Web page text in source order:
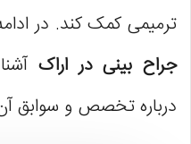
ترمیمی کمک کند. در
جراح بینی در اراک
درباره تخصص و سوابق